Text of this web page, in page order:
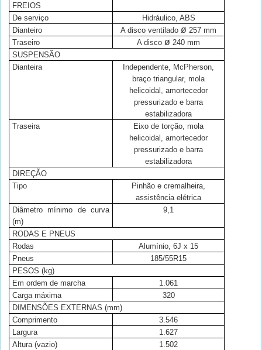
FREIOS
De serviço
Hidráulico, ABS
Dianteiro
A disco ventilado ø 257 mm
Traseiro
A disco ø 240 mm
SUSPENSÃO
Dianteira
Independente, McPherson,
braço triangular, mola
helicoidal, amortecedor
pressurizado e barra
estabilizadora
Traseira
Eixo de torção, mola
helicoidal, amortecedor
pressurizado e barra
estabilizadora
DIREÇÃO
Tipo
Pinhão e cremalheira,
assistência elétrica
Diâmetro mínimo de curva
(m)
9,1
RODAS E PNEUS
Rodas
Alumínio, 6J x 15
Pneus
185/55R15
PESOS (kg)
Em ordem de marcha
1.061
Carga máxima
320
DIMENSÕES EXTERNAS (mm)
Comprimento
3.546
Largura
1.627
Altura (vazio)
1.502